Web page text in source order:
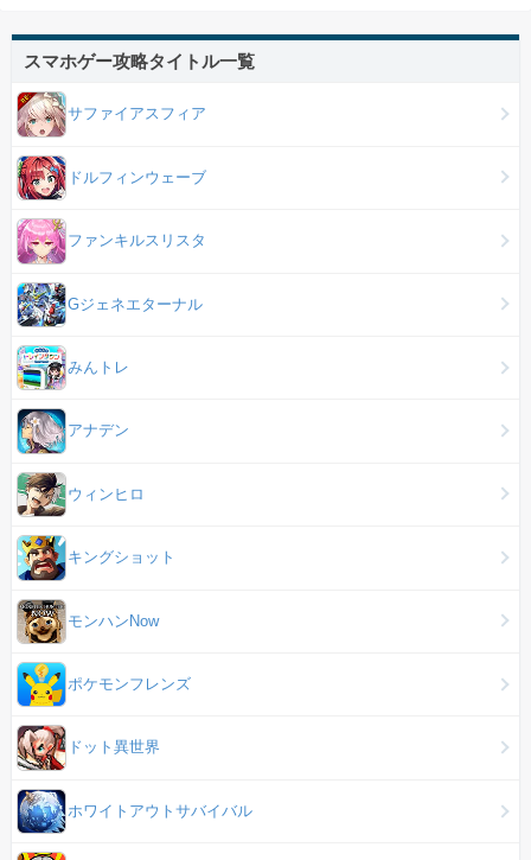
スマホゲー攻略タイトル一覧
サファイアスフィア
ドルフィンウェーブ
ファンキルスリスタ
Gジェネエターナル
みんトレ
アナデン
ウィンヒロ
キングショット
モンハンNow
ポケモンフレンズ
ドット異世界
ホワイトアウトサバイバル